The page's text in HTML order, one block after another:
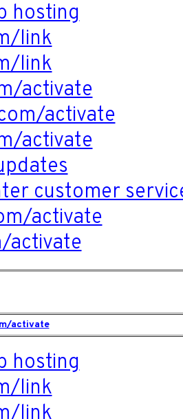
hosting
link
link
activate
activate
activate
customer
activate
activate
activate
hosting
link
link